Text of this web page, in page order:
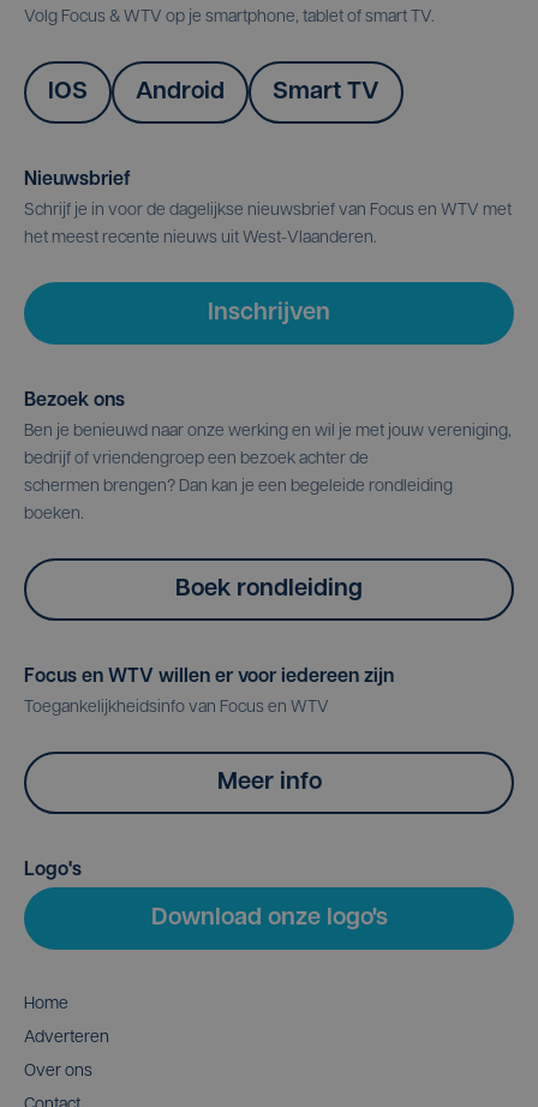
Volg Focus & WTV op je smartphone, tablet of smart TV.
IOS Android Smart TV
Nieuwsbrief
Schrijf je in voor de dagelijkse nieuwsbrief van Focus en WTV met
het meest recente nieuws uit West-Vlaanderen.
Inschrijven
Bezoek ons
Ben je benieuwd naar onze werking en wil je met jouw vereniging,
bedrijf of vriendengroep een bezoek achter de
schermen brengen? Dan kan je een begeleide rondleiding
boeken.
Boek rondleiding
Focus en WTV willen er voor iedereen zijn
Toegankelijkheidsinfo van Focus en WTV
Meer info
Logo's
Download onze logo's
Home
Adverteren
Over ons